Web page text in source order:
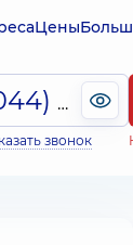
Цены
(044) 495-2-888
звонок